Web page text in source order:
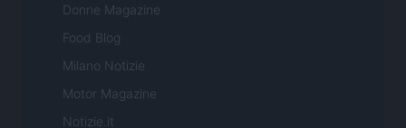
Donne Magazine
Food Blog
Milano Notizie
Motor Magazine
Notizie.it